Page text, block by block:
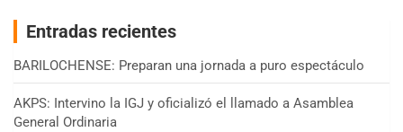
Entradas recientes
BARILOCHENSE: Preparan una jornada a puro espectáculo
AKPS: Intervino la IGJ y oficializó el llamado a Asamblea
General Ordinaria